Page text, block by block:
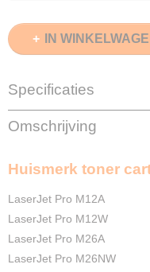
IN
Specificaties
EAN code
8720153534864
1000 pagina's
InktDL®
Verzendmethode
Pakketpost
Garantie
Omschrijving
Huismerk toner
LaserJet Pro M12A
LaserJet Pro M12W
LaserJet Pro M26A
LaserJet Pro M26NW